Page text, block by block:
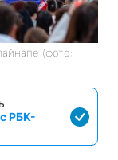
(фото:
РБК-